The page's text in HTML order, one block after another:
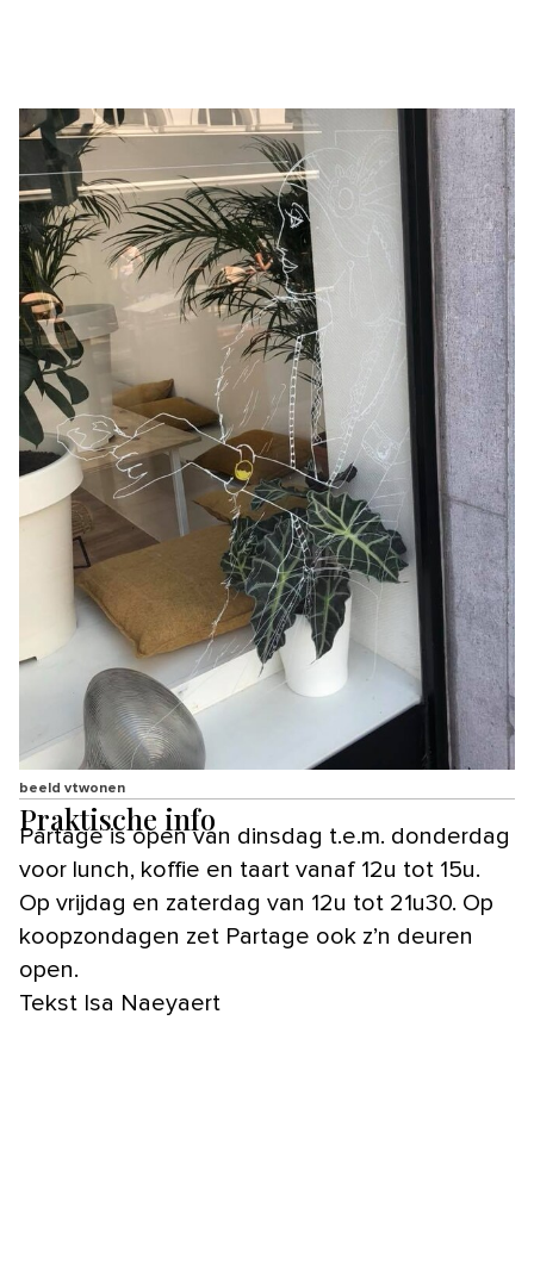
beeld vtwonen
Praktische info
Partage is open van dinsdag t.e.m. donderdag
voor lunch, koffie en taart vanaf 12u tot 15u.
Op vrijdag en zaterdag van 12u tot 21u30. Op
koopzondagen zet Partage ook z’n deuren
open.
Tekst Isa Naeyaert